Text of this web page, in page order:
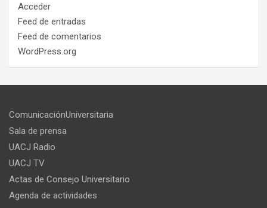
Acceder
Feed de entradas
Feed de comentarios
WordPress.org
ComunicaciónUniversitaria
Sala de prensa
UACJ Radio
UACJ TV
Actas de Consejo Universitario
Agenda de actividades